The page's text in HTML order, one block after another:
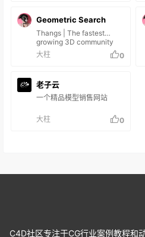
Geometric Search
Thangs | The fastest
growing 3D community
大柱
0
老子云
一个精品模型销售网站
大柱 0
C4D社区专注于CG行业案例教程和